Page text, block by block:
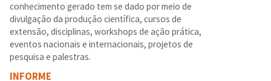
conhecimento gerado tem se dado por meio de
divulgação da produção científica, cursos de
extensão, disciplinas, workshops de ação prática,
eventos nacionais e internacionais, projetos de
pesquisa e palestras.
INFORME